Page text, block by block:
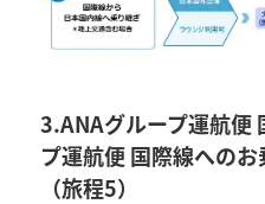
3.ANAグループ運航便
プ運航便 国際線への
（旅程5）